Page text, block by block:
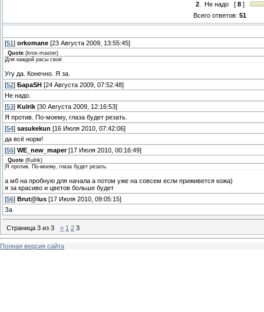
2. Не надо [ 8]
Всего ответов: 51
[51 ] orkomane [23 Августа 2009, 13:55:45]
Quote (kros-master)
Для каждой расы своё
Угу да. Конечно. Я за.
[52] БараSH [24 Августа 2009, 07:52:48]
Не надо.
[53] Kulrik [30 Августа 2009, 12:16:53]
Я против. По-моему, глаза будет резать.
[54] sasukekun [16 Июля 2010, 07:42:06]
да всё норм!
[55] WE_new_maper[17 Июля 2010, 00:16:49]
Quote (Kulrik)
Я против. По-моему, глаза будет резать.
а мб на пробную для начала а потом уже на совсем если приживется кожа)
я за красиво и цветов больше будет
[56] Brut@lus [17 Июля 2010, 09:05:15]
За
Страница 3 из 3 « 1 2 3
Полная версия сайта